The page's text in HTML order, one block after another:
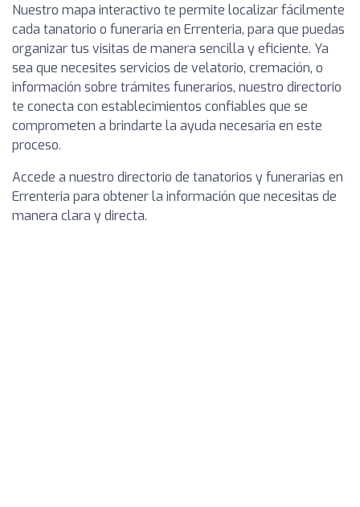
Nuestro mapa interactivo te permite localizar fácilmente
cada tanatorio o funeraria en Errenteria, para que puedas
organizar tus visitas de manera sencilla y eficiente. Ya
sea que necesites servicios de velatorio, cremación, o
información sobre trámites funerarios, nuestro directorio
te conecta con establecimientos confiables que se
comprometen a brindarte la ayuda necesaria en este
proceso.
Accede a nuestro directorio de tanatorios y funerarias en
Errenteria para obtener la información que necesitas de
manera clara y directa.